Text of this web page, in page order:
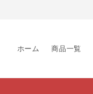
ホーム 商品一覧